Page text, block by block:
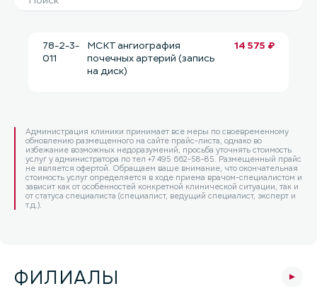
78-2-3-
011
МСКТ ангиография
почечных артерий (запись
на диск)
14 575 ₽
Администрация клиники принимает все меры по своевременному
обновлению размещенного на сайте прайс-листа, однако во
избежание возможных недоразумений, просьба уточнять стоимость
услуг у администратора по тел +7 495 662-58-85. Размещенный прайс
не является офертой. Обращаем ваше внимание, что окончательная
стоимость услуг определяется в ходе приема врачом-специалистом и
зависит как от особенностей конкретной клинической ситуации, так и
от статуса специалиста (специалист, ведущий специалист, эксперт и
т.д.).
ФИЛИАЛЫ